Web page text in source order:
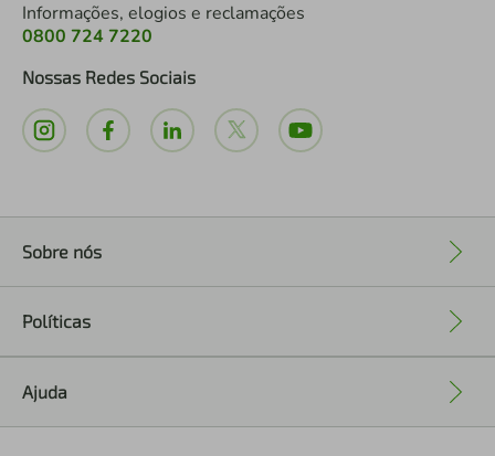
Informações, elogios e reclamações
0800 724 7220
Nossas Redes Sociais
Sobre nós
Políticas
Ajuda